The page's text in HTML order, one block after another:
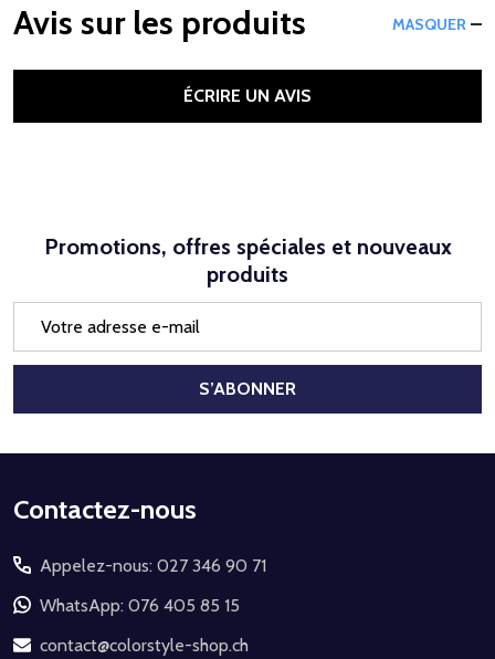
Avis sur les produits MASQUER
ÉCRIRE UN AVIS
Promotions, offres spéciales et nouveaux
produits
mail
S’ABONNER
Début
pied
de
page
Contactez-nous
Appelez-nous: 027 346 90 71
WhatsApp: 076 405 85 15
contact@colorstyle-shop.ch